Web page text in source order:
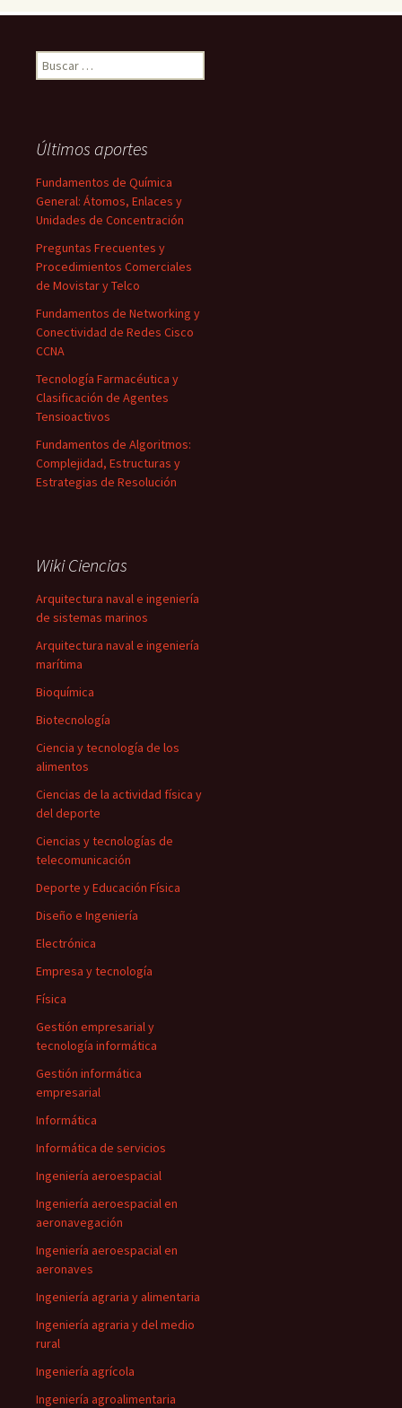
Buscar:
Últimos aportes
Fundamentos de Química
General: Átomos, Enlaces y
Unidades de Concentración
Preguntas Frecuentes y
Procedimientos Comerciales
de Movistar y Telco
Fundamentos de Networking y
Conectividad de Redes Cisco
CCNA
Tecnología Farmacéutica y
Clasificación de Agentes
Tensioactivos
Fundamentos de Algoritmos:
Complejidad, Estructuras y
Estrategias de Resolución
Wiki Ciencias
Arquitectura naval e ingeniería
de sistemas marinos
Arquitectura naval e ingeniería
marítima
Bioquímica
Biotecnología
Ciencia y tecnología de los
alimentos
Ciencias de la actividad física y
del deporte
Ciencias y tecnologías de
telecomunicación
Deporte y Educación Física
Diseño e Ingeniería
Electrónica
Empresa y tecnología
Física
Gestión empresarial y
tecnología informática
Gestión informática
empresarial
Informática
Informática de servicios
Ingeniería aeroespacial
Ingeniería aeroespacial en
aeronavegación
Ingeniería aeroespacial en
aeronaves
Ingeniería agraria y alimentaria
Ingeniería agraria y del medio
rural
Ingeniería agrícola
Ingeniería agroalimentaria